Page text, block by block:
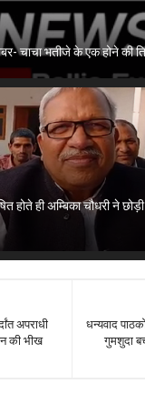
चाचा भतीजे के एक होने की
होते ही अम्बिका चौधरी ने
धन्यवाद
गुमशुदा
अपराधी
की भीख